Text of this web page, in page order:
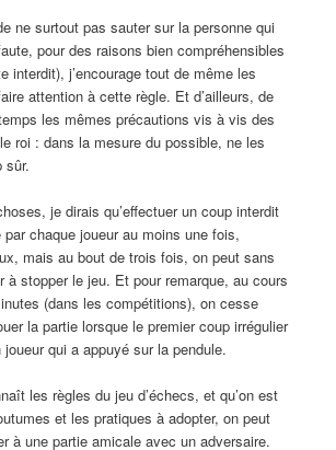
ne surtout pas sauter sur la personne qui
pour des raisons bien compréhensibles
interdit), j’encourage tout de même les
attention à cette règle. Et d’ailleurs, de
les mêmes précautions vis à vis des
roi : dans la mesure du possible, ne les
sûr.
je dirais qu’effectuer un coup interdit
par chaque joueur au moins une fois,
mais au bout de trois fois, on peut sans
à stopper le jeu. Et pour remarque, au cours
(dans les compétitions), on cesse
la partie lorsque le premier coup irrégulier
qui a appuyé sur la pendule.
les règles du jeu d’échecs, et qu’on est
et les pratiques à adopter, on peut
à une partie amicale avec un adversaire.